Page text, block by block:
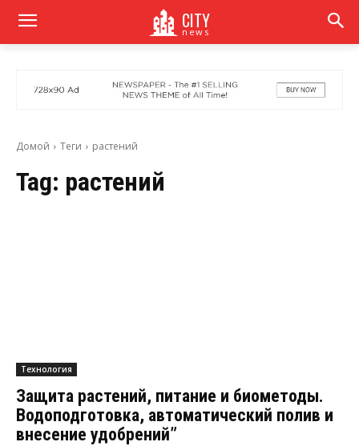
CITY
news
Домой Теги растений
Tag: растений
Технология
Защита растений, питание и биометоды.
Водоподготовка, автоматический полив и
внесение удобрений”